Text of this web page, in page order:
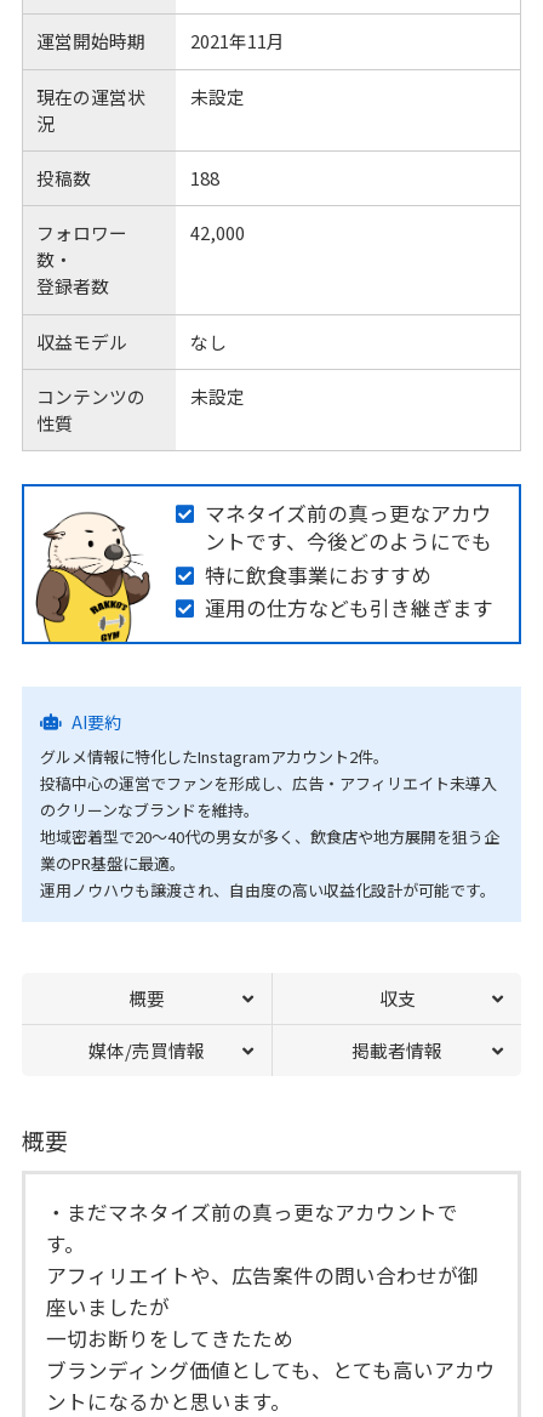
運営開始時期 2021年11月
現在の運営状
況
未設定
投稿数 188
フォロワー
数・
登録者数
42,000
収益モデル なし
コンテンツの
性質
未設定
マネタイズ前の真っ更なアカウ
ントです、今後どのようにでも
特に飲食事業におすすめ
運用の仕方なども引き継ぎます
AI要約
グルメ情報に特化したInstagramアカウント2件。
投稿中心の運営でファンを形成し、広告・アフィリエイト未導入
のクリーンなブランドを維持。
地域密着型で20〜40代の男女が多く、飲食店や地方展開を狙う企
業のPR基盤に最適。
運用ノウハウも譲渡され、自由度の高い収益化設計が可能です。
概要 収支
媒体/売買情報 掲載者情報
概要
・まだマネタイズ前の真っ更なアカウントで
す。
アフィリエイトや、広告案件の問い合わせが御
座いましたが
一切お断りをしてきたため
ブランディング価値としても、とても高いアカウ
ントになるかと思います。